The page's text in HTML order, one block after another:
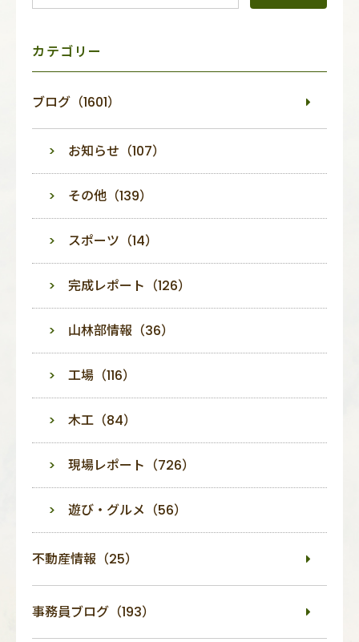
ニ
カテゴリー
ブログ（1601）
お知らせ（107）
その他（139）
スポーツ（14）
完成レポート（126）
山林部情報（36）
工場（116）
木工（84）
現場レポート（726）
遊び・グルメ（56）
不動産情報（25）
事務員ブログ（193）